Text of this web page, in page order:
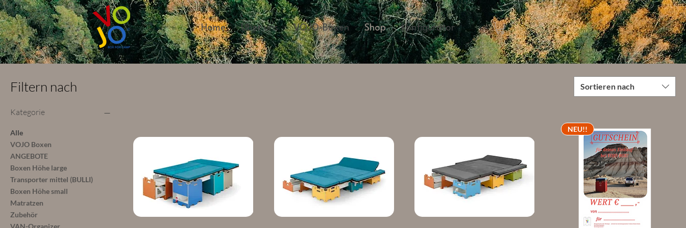
Home Über uns VOJO-Boxen Shop Konfigurator
Filtern nach
Kategorie
Alle
VOJO Boxen
ANGEBOTE
Boxen Höhe large
Transporter mittel (BULLI)
Boxen Höhe small
Matratzen
Zubehör
VAN-Organizer
Sortieren nach
NEU!!